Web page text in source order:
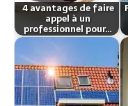
4 avantages de faire
appel à un
professionnel pour…